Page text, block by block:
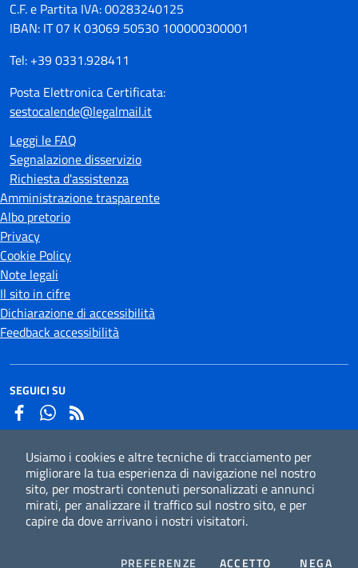
Usiamo i cookies e altre tecniche di tracciamento per
migliorare la tua esperienza di navigazione nel nostro
sito, per mostrarti contenuti personalizzati e annunci
mirati, per analizzare il traffico sul nostro sito, e per
capire da dove arrivano i nostri visitatori.
PREFERENZE COOKIES
ACCETTO I COOKIES
NEGAI
C.F. e Partita IVA: 00283240125
IBAN: IT 07 K 03069 50530 100000300001
Tel: +39 0331.928411
Posta Elettronica Certificata:
sestocalende@legalmail.it
Leggi le FAQ
Segnalazione disservizio
Richiesta d'assistenza
Amministrazione trasparente
Albo pretorio
Privacy
Cookie Policy
Note legali
Il sito in cifre
Dichiarazione di accessibilità
Feedback accessibilità
SEGUICI SU
FacebookWhatsapp
Iscriviti alla newsletter